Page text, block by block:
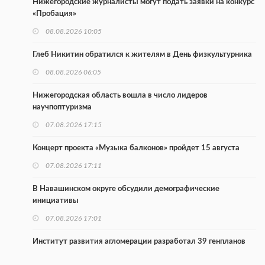
Нижегородские журналисты могут подать заявки на конкурс
«Пробация»
08.08.2026 10:05
Глеб Никитин обратился к жителям в День физкультурника
08.08.2026 06:05
Нижегородская область вошла в число лидеров
научпоптуризма
07.08.2026 17:15
Концерт проекта «Музыка балконов» пройдет 15 августа
07.08.2026 17:11
В Навашинском округе обсудили демографические
инициативы
07.08.2026 17:01
Институт развития агломерации разработал 39 генпланов